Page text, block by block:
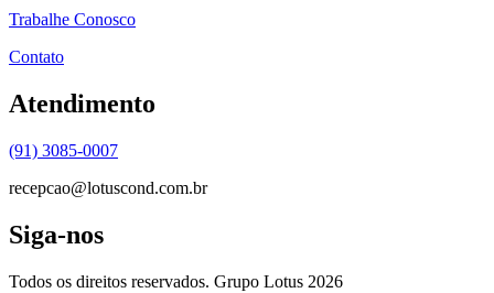
Trabalhe Conosco
Contato
Atendimento
(91) 3085-0007
recepcao@lotuscond.com.br
Siga-nos
Todos os direitos reservados. Grupo Lotus 2026